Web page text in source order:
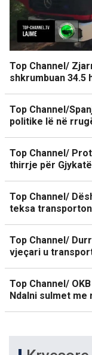
Top Channel/
shkrumbuan 34.5
Top Channel/
politike lë në
Top Channel/
thirrje për
Top Channel/
teksa
Top Channel/
vjeçari u
Top Channel/
Ndalni sulmet me